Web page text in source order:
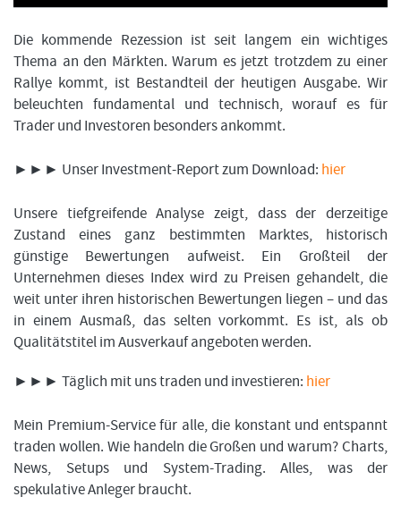
Die kommende Rezession ist seit langem ein wichtiges
Thema an den Märkten. Warum es jetzt trotzdem zu einer
Rallye kommt, ist Bestandteil der heutigen Ausgabe. Wir
beleuchten fundamental und technisch, worauf es für
Trader und Investoren besonders ankommt.
►►► Unser Investment-Report zum Download: hier
Unsere tiefgreifende Analyse zeigt, dass der derzeitige
Zustand eines ganz bestimmten Marktes, historisch
günstige Bewertungen aufweist. Ein Großteil der
Unternehmen dieses Index wird zu Preisen gehandelt, die
weit unter ihren historischen Bewertungen liegen – und das
in einem Ausmaß, das selten vorkommt. Es ist, als ob
Qualitätstitel im Ausverkauf angeboten werden.
►►► Täglich mit uns traden und investieren: hier
Mein Premium-Service für alle, die konstant und entspannt
traden wollen. Wie handeln die Großen und warum? Charts,
News, Setups und System-Trading. Alles, was der
spekulative Anleger braucht.
FORMATIONSTRADER WERDEN